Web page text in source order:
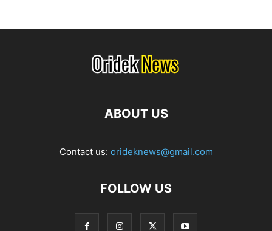
ABOUT US
Contact us: orideknews@gmail.com
FOLLOW US